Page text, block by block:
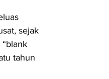
sejak
tahun